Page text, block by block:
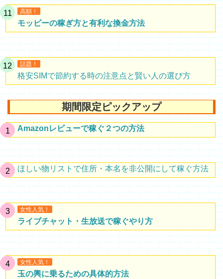
高額！
モッピーの稼ぎ方と有利な換金方法
話題！
格安SIMで節約する時の注意点と賢い人の選び方
期間限定ピックアップ
Amazonレビューで稼ぐ２つの方法
ほしい物リストで住所・本名を非公開にして稼ぐ方法
女性人気！
ライブチャット・生放送で稼ぐやり方
女性人気！
玉の輿に乗るための具体的方法